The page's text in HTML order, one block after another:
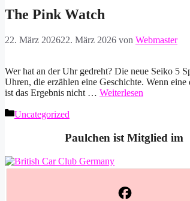
The Pink Watch
22. März 202622. März 2026 von Webmaster
Wer hat an der Uhr gedreht? Die neue Seiko 5
Uhren, die erzählen eine Geschichte. Wenn
ist das Ergebnis nicht … Weiterlesen
Kategorien
Uncategorized
Paulchen ist Mitglied im